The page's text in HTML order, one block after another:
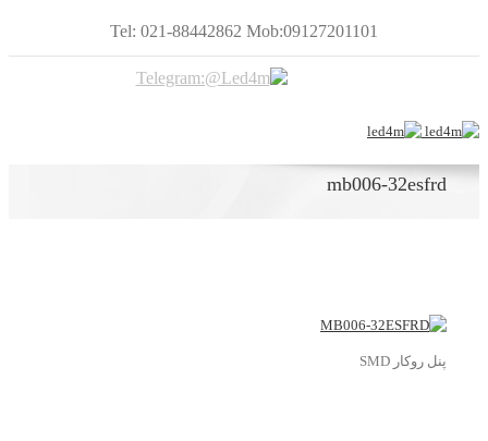
Tel: 021-88442862 Mob:09127201101
mb006-32esfrd
پنل روکار SMD